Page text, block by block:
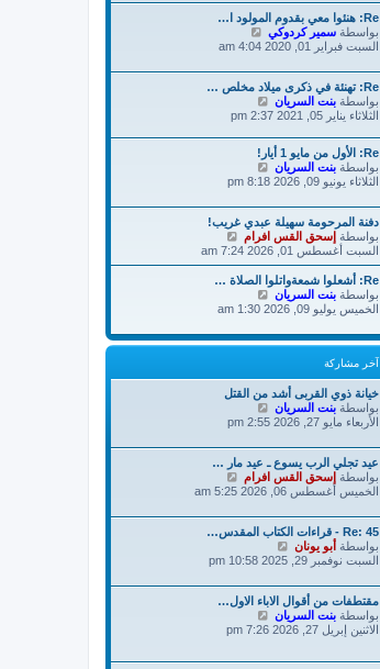
ك
ة
د
آ
خ
ر
ا
ك
ة
Re: هنئوا معي بقدوم المولود ا…
بواسطة سمير كردوكي
ا
د
آ
ر
ك
السبت فبراير 01, 2020 4:04 am
Re: تهنئة في ذكرى ميلاد مخلص …
بواسطة بنت السريان
ا
د
ر
ا
ر
ك
الثلاثاء يناير 05, 2021 2:37 pm
Re: الأول من مايو 1 أيار!
بواسطة بنت السريان
ا
د
آ
خ
ر
م
ش
ر
ة
الثلاثاء يونيو 09, 2026 8:18 pm
دفنة المرحومة سهيلة عبدي غريب!
بواسطة إسحق القس افرام
ا
ه
خ
م
ش
ر
السبت أغسطس 01, 2026 7:24 am
Re: أشعلوا شمعةواتلوا الصلاة …
بواسطة بنت السريان
ا
د
آ
ر
م
ا
ك
ة
الخميس يوليو 09, 2026 1:30 am
آخر مشاركة
خيانة ذوي القربى أشد من القتل
بواسطة بنت السريان
ا
د
آ
خ
ر
ش
ا
ك
الأربعاء مايو 27, 2026 2:55 pm
عيد تجلي الرب يسوع ـ عيد مار …
بواسطة إسحق القس افرام
ا
د
آ
ر
ش
ا
الخميس أغسطس 06, 2026 5:25 am
Re: 45 - قراءات الكتاب المقدس…
بواسطة أبو يونان
ا
د
آ
خ
ر
ش
السبت نوفمبر 29, 2025 10:58 pm
مقتطفات من أقوال الاباء الاول…
بواسطة بنت السريان
ا
الاثنين إبريل 27, 2026 7:26 pm